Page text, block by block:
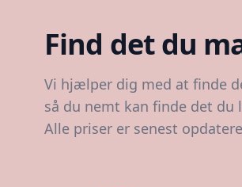
Find det du
Vi hjælper dig med at finde
så du nemt kan finde det du
Alle priser er senest